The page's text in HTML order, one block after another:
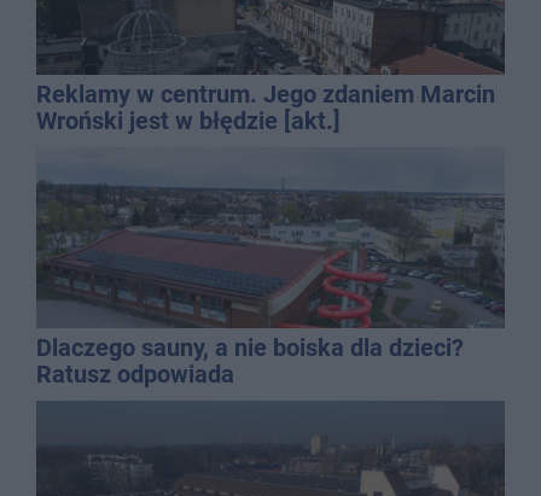
Reklamy w centrum. Jego zdaniem Marcin
Wroński jest w błędzie [akt.]
Dlaczego sauny, a nie boiska dla dzieci?
Ratusz odpowiada